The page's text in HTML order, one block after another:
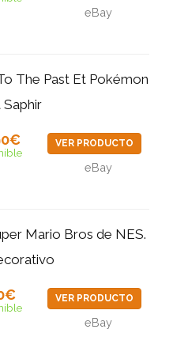
eBay
The Past Et Pokémon
Saphir
VER PRODUCTO
eBay
Mario Bros de NES.
VER PRODUCTO
eBay